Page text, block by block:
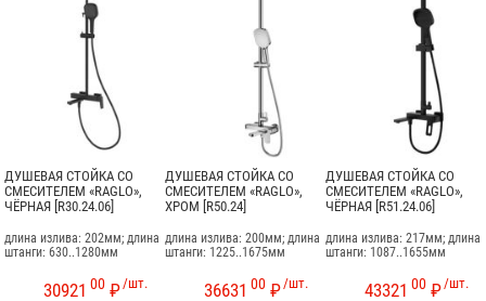
ДУШЕВАЯ СТОЙКА СО
СМЕСИТЕЛЕМ «RAGLO»,
ЧЁРНАЯ [R30.24.06]
длина излива: 202мм; длина
штанги: 630..1280мм
/шт.
30921 00 ₽
ДУШЕВАЯ СТОЙКА СО
СМЕСИТЕЛЕМ «RAGLO»,
ХРОМ [R50.24]
длина излива: 200мм; длина
штанги: 1225..1675мм
/шт.
36631 00 ₽
ДУШЕВАЯ СТОЙКА СО
СМЕСИТЕЛЕМ «RAGLO»,
ЧЁРНАЯ [R51.24.06]
длина излива: 217мм; длина
штанги: 1087..1655мм
/шт.
43321 00 ₽